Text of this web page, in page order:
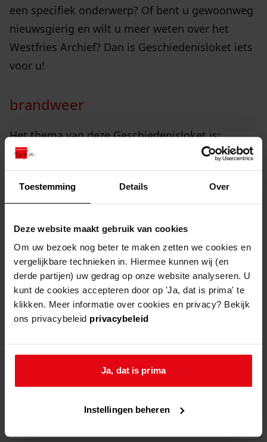
Toestemming Details Over
Deze website maakt gebruik van cookies
Om uw bezoek nog beter te maken zetten we cookies en
vergelijkbare technieken in. Hiermee kunnen wij (en
derde partijen) uw gedrag op onze website analyseren. U
kunt de cookies accepteren door op 'Ja, dat is prima' te
klikken. Meer informatie over cookies en privacy? Bekijk
ons privacybeleid privacybeleid
Ja, dat is prima
Instellingen beheren
een specifiek onderwerp? Of bent u gewoonweg
nieuwsgierig en wilt u meer weten over het
Westfries Archief? Dan is Geschiedenisloket iets
voor u!
brandweer
Het thema van deze Geschiedenisloket is:
Brandweer. Collega Lorenzo Ruijter vertelt over
zijn onderzoek naar het brandweerverleden van
zijn grootvader in Wervershoof en Zwaagdijk. Hij
toont verschillende soorten bronnen en licht die
toe.
geschiedenisloket in het westfries archief
Ga naar "Geschiedenisloket in het Westfries
24 jun